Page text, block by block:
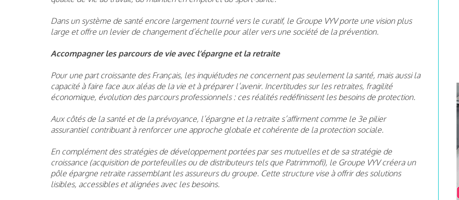
Dans un système de santé encore largement tourné vers le curatif, le Groupe VYV porte une vision plus
large et offre un levier de changement d’échelle pour aller vers une société de la prévention.
Accompagner les parcours de vie avec l’épargne et la retraite
Pour une part croissante des Français, les inquiétudes ne concernent pas seulement la santé, mais aussi la
capacité à faire face aux aléas de la vie et à préparer l’avenir. Incertitudes sur les retraites, fragilité
économique, évolution des parcours professionnels : ces réalités redéfinissent les besoins de protection.
Aux côtés de la santé et de la prévoyance, l’épargne et la retraite s’affirment comme le 3e pilier
assurantiel contribuant à renforcer une approche globale et cohérente de la protection sociale.
En complément des stratégies de développement portées par ses mutuelles et de sa stratégie de
croissance (acquisition de portefeuilles ou de distributeurs tels que Patrimmofi), le Groupe VYV créera un
pôle épargne retraite rassemblant les assureurs du groupe. Cette structure vise à offrir des solutions
lisibles, accessibles et alignées avec les besoins.